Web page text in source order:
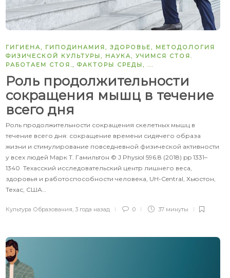
ГИГИЕНА, ГИПОДИНАМИЯ, ЗДОРОВЬЕ, МЕТОДОЛОГИЯ
ФИЗИЧЕСКОЙ КУЛЬТУРЫ, НАУКА, УЧИМСЯ СТОЯ.
РАБОТАЕМ СТОЯ., ФАКТОРЫ СРЕДЫ, ...
Роль продолжительности
сокращения мышц в течение
всего дня
Роль продолжительности сокращения скелетных мышц в
течение всего дня: сокращение времени сидячего образа
жизни и стимулирование повседневной физической активности
у всех людей Марк Т. Гамильтон © J Physiol 596.8 (2018) pp 1331–
1340 Техасский исследовательский центр лишнего веса,
здоровья и работоспособности человека, UH-Central, Хьюстон,
Техас, США…
Культура Образования, 3 года назад 0 37 минуты